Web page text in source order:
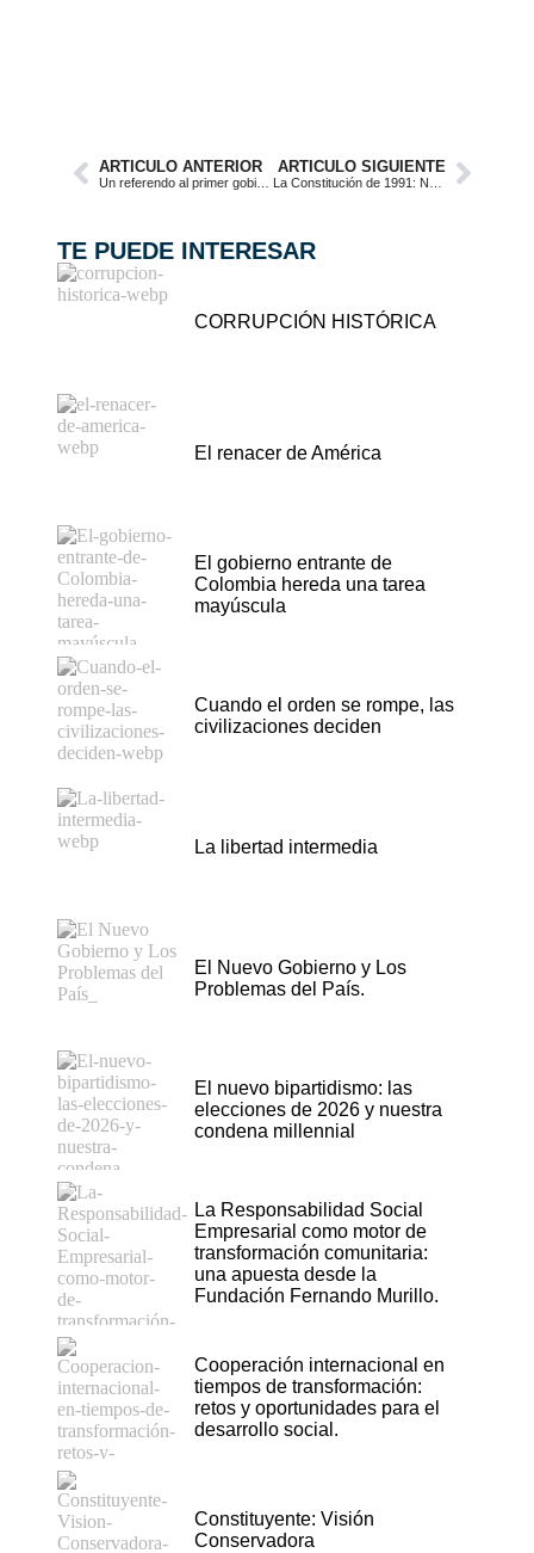
ARTICULO ANTERIOR ARTICULO SIGUIENTE
TE PUEDE INTERESAR
CORRUPCIÓN HISTÓRICA
El renacer de América
El gobierno entrante de
Colombia hereda una tarea
mayúscula
Cuando el orden se rompe, las
civilizaciones deciden
La libertad intermedia
El Nuevo Gobierno y Los
Problemas del País.
El nuevo bipartidismo: las
elecciones de 2026 y nuestra
condena millennial
La Responsabilidad Social
Empresarial como motor de
transformación comunitaria:
una apuesta desde la
Fundación Fernando Murillo.
Cooperación internacional en
tiempos de transformación:
retos y oportunidades para el
desarrollo social.
Constituyente: Visión
Conservadora